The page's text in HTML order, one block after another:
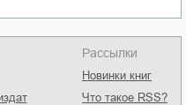
Рассылки
Новинки книг
Что такое RSS?